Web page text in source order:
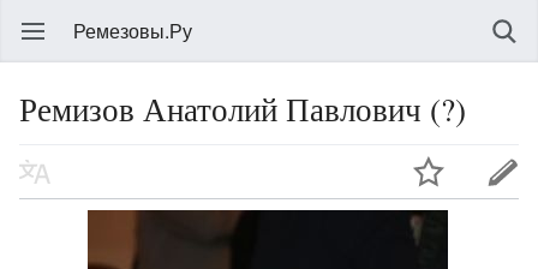
Ремезовы.Ру
Ремизов Анатолий Павлович (?)